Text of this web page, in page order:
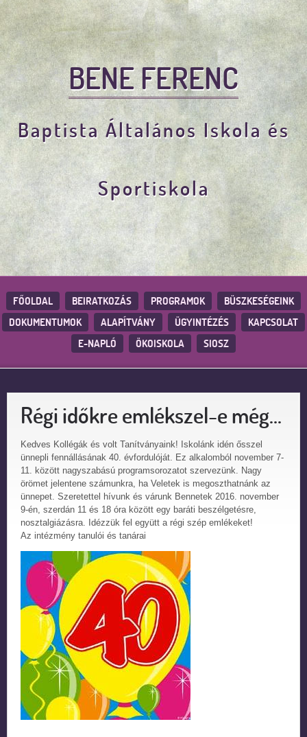
BENE FERENC
Baptista Általános Iskola és
Sportiskola
FŐOLDAL BEIRATKOZÁS PROGRAMOK
BÜSZKESÉGEINK
DOKUMENTUMOK
ALAPÍTVÁNY ÜGYINTÉZÉS
KAPCSOLAT
E-NAPLÓ
ÖKOISKOLA SIOSZ
Régi időkre emlékszel-e még…
Kedves Kollégák és volt Tanítványaink! Iskolánk idén ősszel
ünnepli fennállásának 40. évfordulóját. Ez alkalomból november 7-
11. között nagyszabású programsorozatot szervezünk. Nagy
örömet jelentene számunkra, ha Veletek is megoszthatnánk az
ünnepet. Szeretettel hívunk és várunk Bennetek 2016. november
9-én, szerdán 11 és 18 óra között egy baráti beszélgetésre,
nosztalgiázásra. Idézzük fel együtt a régi szép emlékeket!
Az intézmény tanulói és tanárai